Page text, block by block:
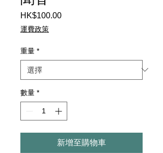
HK$100.00價
運費政策
重量 *
數量 *
新增至購物車